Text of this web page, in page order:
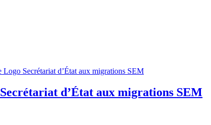
Secrétariat d’État aux migrations SEM